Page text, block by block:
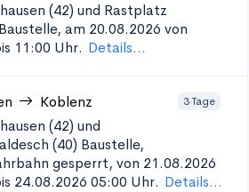
(42) und Rastplatz
Baustelle, am 20.08.2026 von
11:00 Uhr. Details...
Koblenz 3 Tage
(42) und
(40) Baustelle,
gesperrt, von 21.08.2026
24.08.2026 05:00 Uhr. Details...